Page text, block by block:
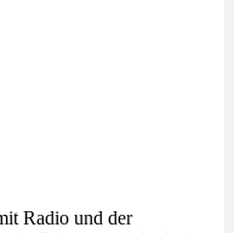
Radio und der